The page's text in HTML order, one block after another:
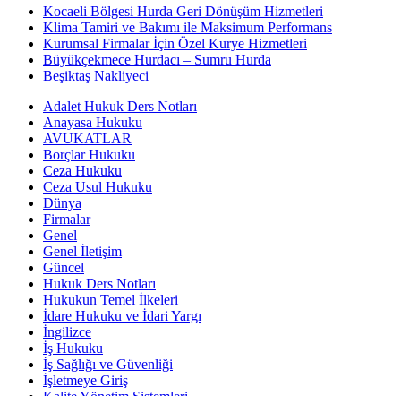
Kocaeli Bölgesi Hurda Geri Dönüşüm Hizmetleri
Klima Tamiri ve Bakımı ile Maksimum Performans
Kurumsal Firmalar İçin Özel Kurye Hizmetleri
Büyükçekmece Hurdacı – Sumru Hurda
Beşiktaş Nakliyeci
Adalet Hukuk Ders Notları
Anayasa Hukuku
AVUKATLAR
Borçlar Hukuku
Ceza Hukuku
Ceza Usul Hukuku
Dünya
Firmalar
Genel
Genel İletişim
Güncel
Hukuk Ders Notları
Hukukun Temel İlkeleri
İdare Hukuku ve İdari Yargı
İngilizce
İş Hukuku
İş Sağlığı ve Güvenliği
İşletmeye Giriş